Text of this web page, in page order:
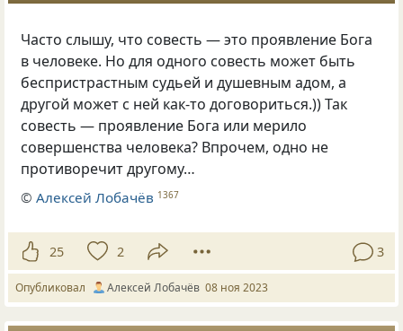
Часто слышу, что совесть — это проявление Бога
в человеке. Но для одного совесть может быть
беспристрастным судьей и душевным адом, а
другой может с ней как-то договориться.)) Так
совесть — проявление Бога или мерило
совершенства человека? Впрочем, одно не
противоречит другому…
©Алексей Лобачёв 1367
25 2 3
Опубликовал Алексей Лобачёв 08 ноя 2023